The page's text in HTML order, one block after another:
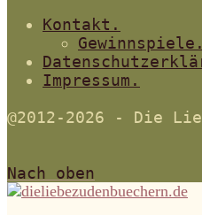
Kontakt.
Gewinnspiele.
Impressum.
@2012-2026 - Die
Nach oben